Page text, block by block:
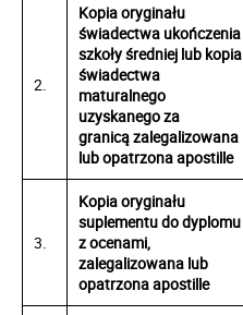
2.
Kopia oryginału
świadectwa ukończenia
szkoły średniej lub kopia
świadectwa
maturalnego
uzyskanego za
granicą zalegalizowana
lub opatrzona apostille
3.
Kopia oryginału
suplementu do dyplomu
z ocenami,
zalegalizowana lub
opatrzona apostille